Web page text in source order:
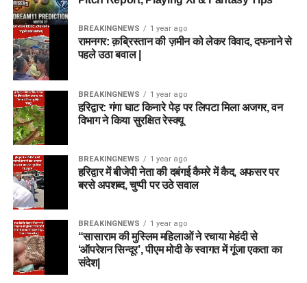
BREAKINGNEWS 1 year ago
रामनगर: क़ब्रिस्तान की ज़मीन को लेकर विवाद, दफनाने से
पहले उठा बवाल |
BREAKINGNEWS 1 year ago
हरिद्वार: गंगा घाट किनारे पेड़ पर लिपटा मिला अजगर, वन
विभाग ने किया सुरक्षित रेस्क्यू
BREAKINGNEWS 1 year ago
हरिद्वार में बीजेपी नेता की दबंगई कैमरे में कैद, अफसर पर
बरसे अपशब्द, चुप्पी पर उठे सवाल
BREAKINGNEWS 1 year ago
“सासाराम की मुस्लिम महिलाओं ने रचाया मेहंदी से
‘ऑपरेशन सिन्दूर’, पीएम मोदी के स्वागत में गूंजा एकता का
संदेश|